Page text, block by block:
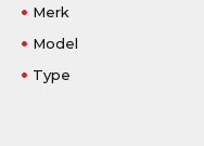
Merk
Model
Type